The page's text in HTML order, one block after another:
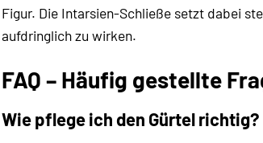
Figur. Die Intarsien-Schließe setzt dabei
aufdringlich zu wirken.
FAQ – Häufig gestellte
Wie pflege ich den Gürtel richtig?